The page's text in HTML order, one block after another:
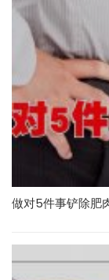
做对5件事铲除肥